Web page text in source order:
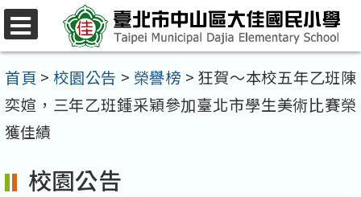
跳
至
主
要
內
區
首頁 > 校園公告 > 榮譽榜 > 狂賀～本校五年乙班陳
奕媗，三年乙班鍾采穎參加臺北市學生美術比賽榮
獲佳績
校園公告
選
單